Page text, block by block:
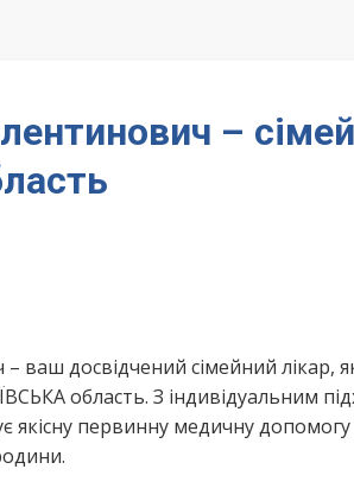
–
ваш досвідчений сімейний
область. З індивідуальним
якісну первинну медичну